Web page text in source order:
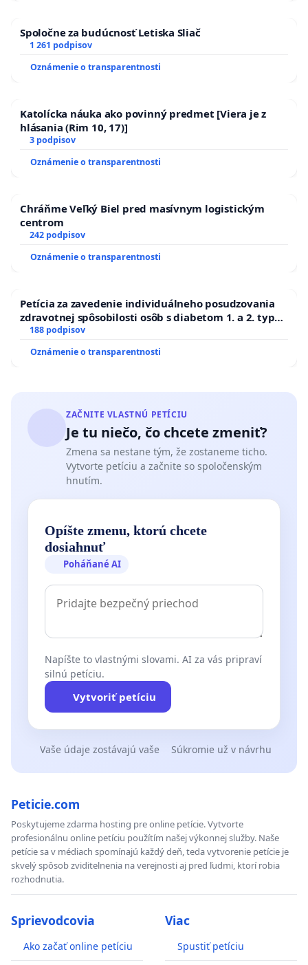
Spoločne za budúcnosť Letiska Sliač
1 261 podpisov
Oznámenie o transparentnosti
Katolícka náuka ako povinný predmet [Viera je z
hlásania (Rim 10, 17)]
3 podpisov
Oznámenie o transparentnosti
Chráňme Veľký Biel pred masívnym logistickým
centrom
242 podpisov
Oznámenie o transparentnosti
Petícia za zavedenie individuálneho posudzovania
zdravotnej spôsobilosti osôb s diabetom 1. a 2. typu
pri prijímaní do Policajného zboru SR
188 podpisov
Oznámenie o transparentnosti
ZAČNITE VLASTNÚ PETÍCIU
Je tu niečo, čo chcete zmeniť?
Zmena sa nestane tým, že zostaneme ticho.
Vytvorte petíciu a začnite so spoločenským
hnutím.
Opíšte zmenu, ktorú chcete
dosiahnuť
Poháňané AI
Napíšte to vlastnými slovami. AI za vás pripraví
silnú petíciu.
Vytvoriť petíciu
Vaše údaje zostávajú vaše Súkromie už v návrhu
Peticie.com
Poskytujeme zdarma hosting pre online petície. Vytvorte
profesionálnu online petíciu použítím našej výkonnej služby. Naše
petície sa v médiach spomínajú každý deň, teda vytvorenie petície je
skvelý spôsob zviditelnenia na verejnosti aj pred ľudmi, ktorí robia
rozhodnutia.
Sprievodcovia
Ako začať online petíciu
Viac
Spustiť petíciu